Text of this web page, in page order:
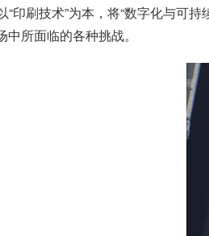
“印刷技术”为本，将“数字化与可
所面临的各种挑战。